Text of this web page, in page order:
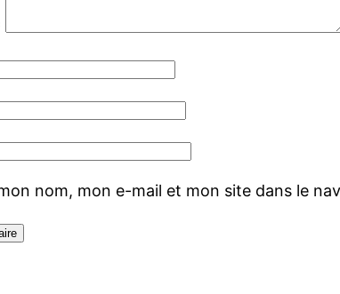
nom, mon e-mail et mon site dans le